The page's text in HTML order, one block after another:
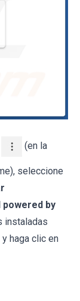
(en la
seleccione
powered by
instaladas
haga clic en